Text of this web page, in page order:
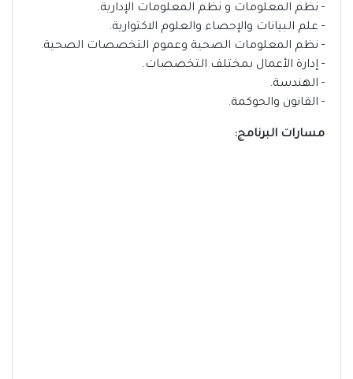
- نظم المعلومات و نظم المعلومات الإدارية.
- علم البيانات والإحصاء والعلوم الاكتوارية.
- نظم المعلومات الصحية وعموم التخصصات الصحية.
- إدارة الأعمال بمختلف التخصصات.
- الهندسة.
- القانون والحوكمة.
مسارات البرنامج: